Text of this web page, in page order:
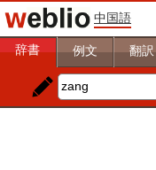
中国語
辞書 例文 翻訳